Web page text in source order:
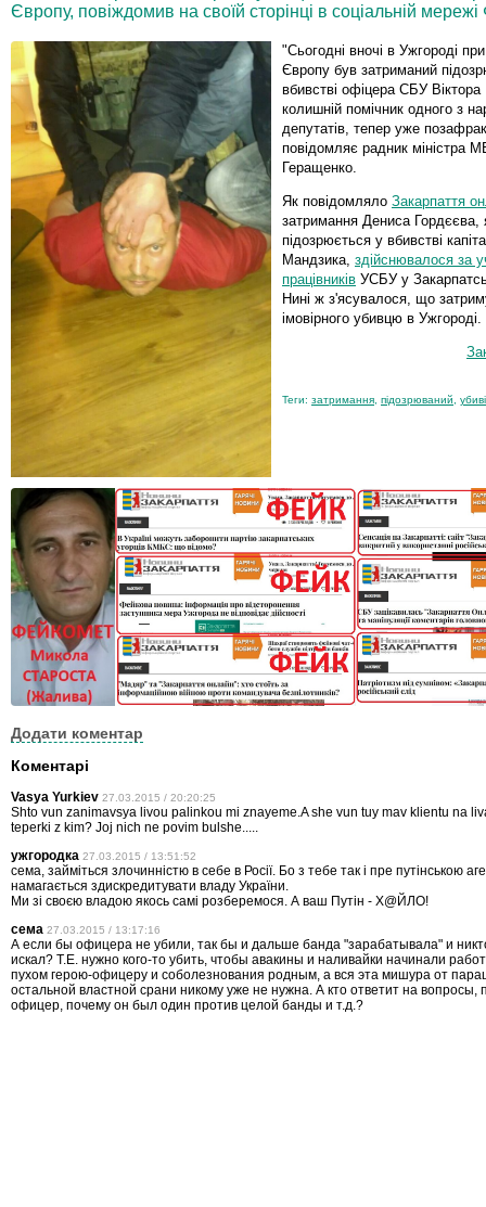
Європу, повіждомив на своїй сторінці в соціальній
"Сьогодні вночі в Ужгороді
Європу був затриманий
вбивстві офіцера СБУ
колишній помічник одного з
депутатів, тепер уже
повідомляє радник міністра
Геращенко.
Як повідомляло Закарпаття
затримання Дениса Гордєєва,
підозрюється у вбивстві
Мандзика, здійснювалося за
працівників УСБУ у
Нині ж з'ясувалося, що
імовірного убивцю в Ужгороді.
Теги: затримання підозрюваний
Додати коментар
Коментарі
Vasya Yurkiev 27.03.2015 / 20:20:25
Shto vun zanimavsya livou palinkou mi znayeme.A she vun tuy mav klientu na
teperki z kim? Joj nich ne povim bulshe.....
ужгородка 27.03.2015 / 13:51:52
сема, займіться злочинністю в себе в Росії. Бо з тебе так і пре путінською
намагається здискредитувати владу України.
Ми зі своєю владою якось самі розберемося. А ваш Путін - Х@ЙЛО!
сема 27.03.2015 / 13:17:16
А если бы офицера не убили, так бы и дальше банда "зарабатывала" и
искал? Т.Е. нужно кого-то убить, чтобы авакины и наливайки начинали
пухом герою-офицеру и соболезнования родным, а вся эта мишура от
остальной властной срани никому уже не нужна. А кто ответит на вопросы,
офицер, почему он был один против целой банды и т.д.?